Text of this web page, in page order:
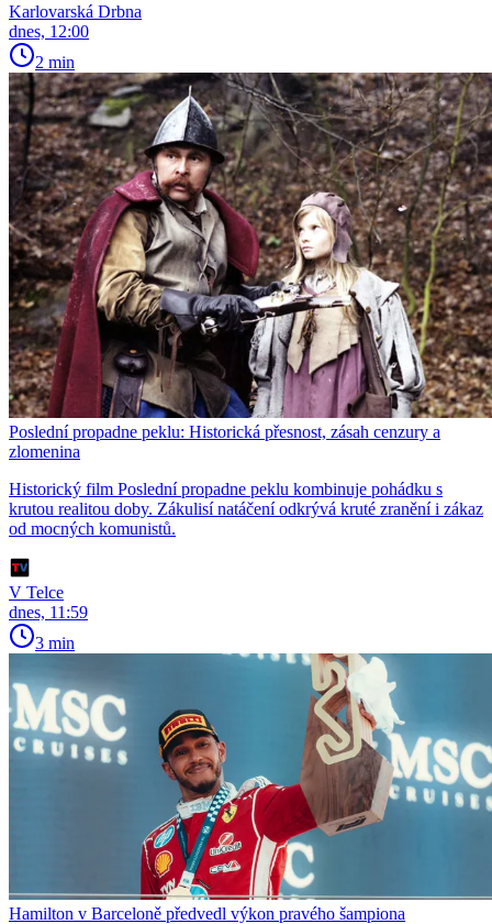
Karlovarská Drbna
dnes, 12:00
2 min
Poslední propadne peklu: Historická přesnost, zásah cenzury a
zlomenina
Historický film Poslední propadne peklu kombinuje pohádku s
krutou realitou doby. Zákulisí natáčení odkrývá kruté zranění i zákaz
od mocných komunistů.
V Telce
dnes, 11:59
3 min
Hamilton v Barceloně předvedl výkon pravého šampiona